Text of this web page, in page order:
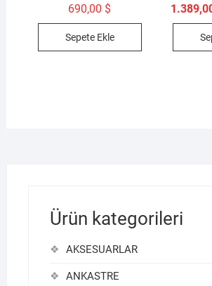
690,00 $
Sepete Ekle
Ürün kategorileri
AKSESUARLAR
ANKASTRE